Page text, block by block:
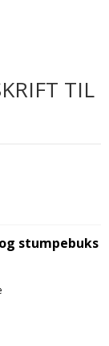
TIL
stumpebuks